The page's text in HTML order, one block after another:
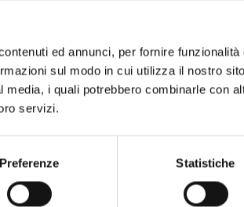
ed annunci, per fornire
sul modo in cui utilizza il nostro
i quali potrebbero combinarle con
servizi.
Preferenze Statistiche
e Sviluppo delle
Esperienze
Territori